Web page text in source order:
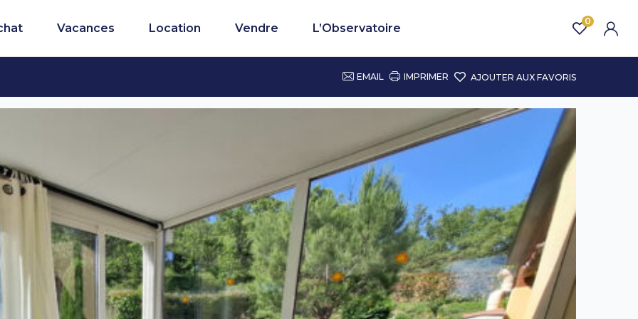
Vacances Location Vendre L’Observatoire
0
EMAIL IMPRIMER AJOUTER AUX FAVORIS